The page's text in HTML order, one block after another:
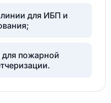
для ИБП и
для пожарной